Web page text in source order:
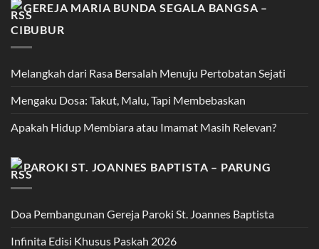
GEREJA MARIA BUNDA SEGALA BANGSA –
CIBUBUR
Melangkah dari Rasa Bersalah Menuju Pertobatan Sejati
Mengaku Dosa: Takut, Malu, Tapi Membebaskan
Apakah Hidup Membiara atau Imamat Masih Relevan?
PAROKI ST. JOANNES BAPTISTA – PARUNG
Doa Pembangunan Gereja Paroki St. Joannes Baptista
Infinita Edisi Khusus Paskah 2026